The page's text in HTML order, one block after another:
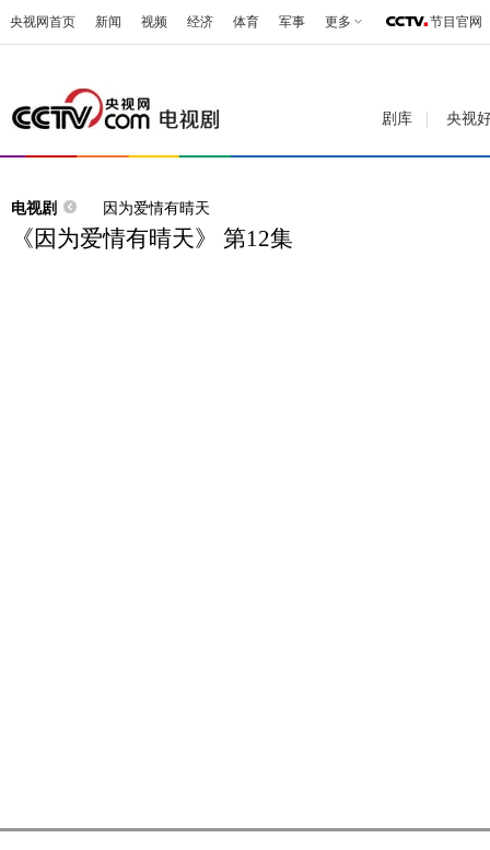
央视网首页 新闻 视频 经济 体育 军事 更多 节目官网
剧库 央视
电视剧 因为爱情有晴天
《因为爱情有晴天》 第12集